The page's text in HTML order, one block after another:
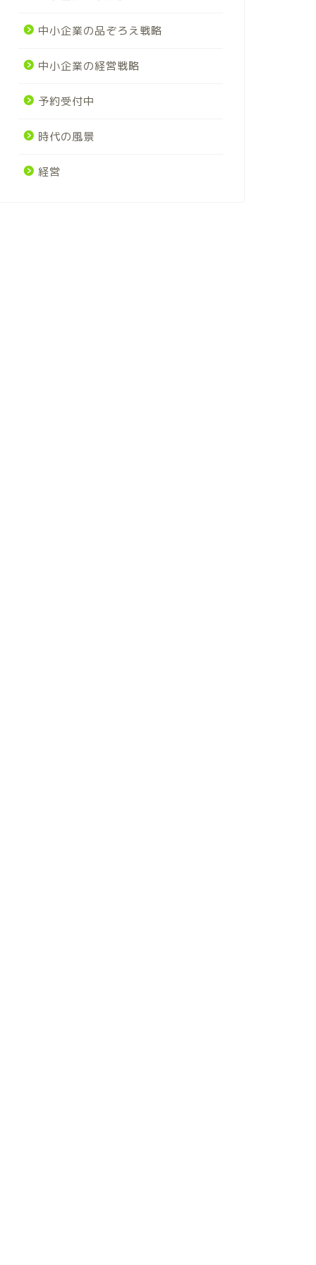
中小企業の品ぞろえ戦略
中小企業の経営戦略
予約受付中
時代の風景
経営